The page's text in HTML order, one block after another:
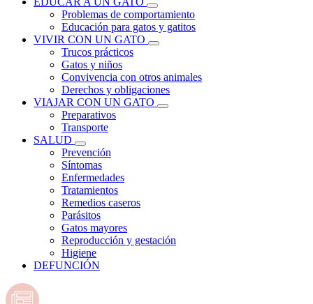
Problemas de comportamiento
Educación para gatos y gatitos
VIVIR CON UN GATO
Trucos prácticos
Gatos y niños
Convivencia con otros animales
Derechos y obligaciones
VIAJAR CON UN GATO
Preparativos
Transporte
SALUD
Prevención
Síntomas
Enfermedades
Tratamientos
Remedios caseros
Parásitos
Gatos mayores
Reproducción y gestación
Higiene
DEFUNCIÓN